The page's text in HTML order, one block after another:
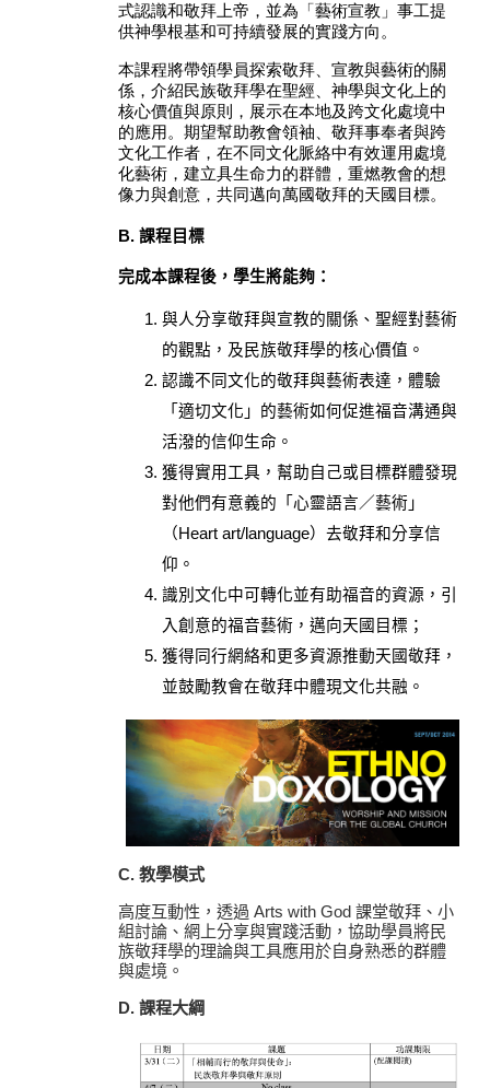
式認識和敬拜上帝，並為「藝術宣教」事工提
供神學根基和可持續發展的實踐方向。
本課程將帶領學員探索敬拜、宣教與藝術的關
係，介紹民族敬拜學在聖經、神學與文化上的
核心價值與原則，展示在本地及跨文化處境中
的應用。期望幫助教會領袖、敬拜事奉者與跨
文化工作者，在不同文化脈絡中有效運用處境
化藝術，建立具生命力的群體，重燃教會的想
像力與創意，共同邁向萬國敬拜的天國目標。
B. 課程目標
完成本課程後，學生將能夠：
與人分享敬拜與宣教的關係、 聖經對藝術
的觀點，及民族敬拜學的核心價值。
認識不同文化的敬拜與藝術表達，體驗
「適切文化」的藝術如何促進福音溝通與
活潑的信仰生命。
獲得實用工具，幫助自己或目標群體發現
對他們有意義的「心靈語言／藝術」
（ Heart art/language）去敬拜和分享信
仰。
識別文化中可轉化並有助福音的資源，引
入創意的福音藝術，邁向天國目標；
獲得同行網絡和更多資源推動天國敬拜，
並鼓勵教會在敬拜中體現文化共融。
C. 教學模式
高度互動性，透過 Arts with God 課堂敬拜、小
組討論、網上分享與實踐活動，協助學員將民
族敬拜學的理論與工具應用於自身熟悉的群體
與處境。
D. 課程大綱